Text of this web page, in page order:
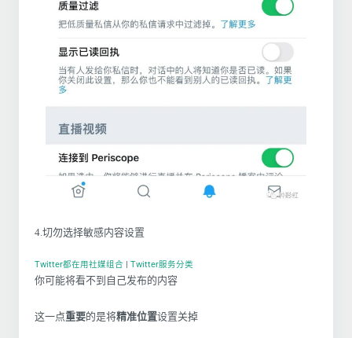
4.切勿选择敏感内容设置
Twitter都在用社媒组合 | Twitter服务分类
你可能将看不到自己发布的内容
这一点重要的是将精准位置设置关掉